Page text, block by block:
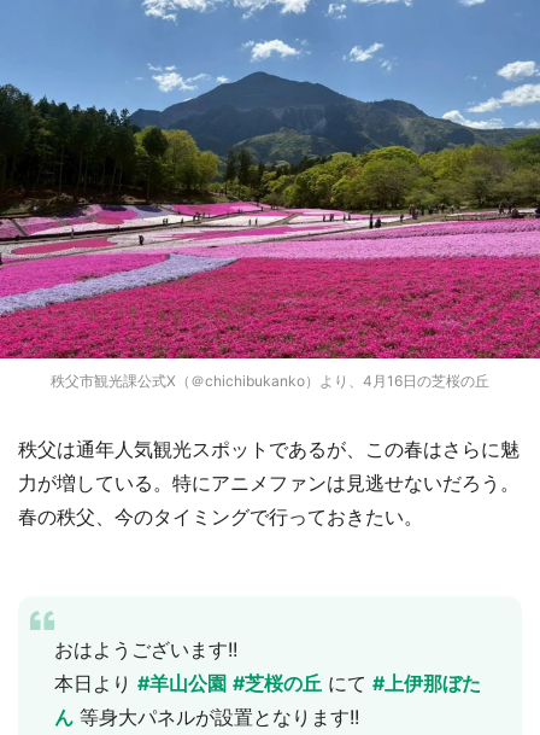
秩父市観光課公式X（＠chichibukanko）より、4月16日の芝桜の丘
秩父は通年人気観光スポットであるが、この春はさらに魅
力が増している。特にアニメファンは見逃せないだろう。
春の秩父、今のタイミングで行っておきたい。
おはようございます!!
本日より #羊山公園 #芝桜の丘 にて #上伊那ぼた
ん 等身大パネルが設置となります!!